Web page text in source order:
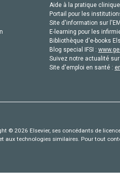
Aide à la pratique
Portail pour les
Site d'information sur
E-learning pour les
Bibliothèque d'e-books
Blog special IFSI :
Suivez notre actualité
Site d'emploi en santé :
© 2026 Elsevier, ses concédants de
aux technologies similaires. Pour tout